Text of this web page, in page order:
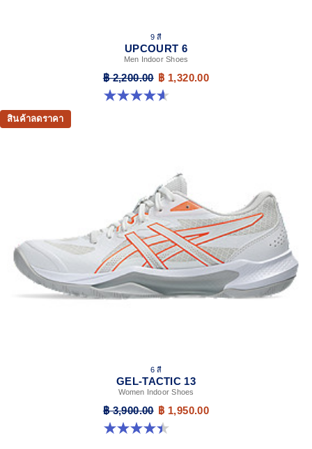
9 สี
UPCOURT 6
Men Indoor Shoes
฿ 2,200.00 ฿ 1,320.00
4.6 จาก 5 ดาว 251 รีวิว
สินค้าลดราคา
6 สี
GEL-TACTIC 13
Women Indoor Shoes
฿ 3,900.00 ฿ 1,950.00
4.4 จาก 5 ดาว 12 รีวิว